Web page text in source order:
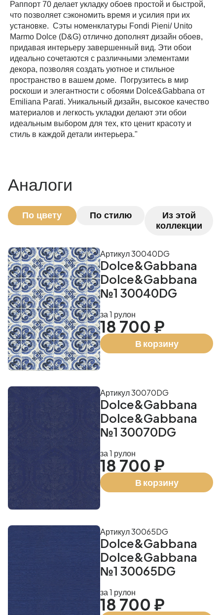
Раппорт 70 делает укладку обоев простой и быстрой,
что позволяет сэкономить время и усилия при их
установке. Сэты номенклатуры Fondi Pieni/ Unito
Marmo Dolce (D&G) отлично дополнят дизайн обоев,
придавая интерьеру завершенный вид. Эти обои
идеально сочетаются с различными элементами
декора, позволяя создать уютное и стильное
пространство в вашем доме. Погрузитесь в мир
роскоши и элегантности с обоями Dolce&Gabbana от
Emiliana Parati. Уникальный дизайн, высокое качество
материалов и легкость укладки делают эти обои
идеальным выбором для тех, кто ценит красоту и
стиль в каждой детали интерьера."
Аналоги
По цвету По стилю
Из этой
коллекции
Dolce&Gabbana
Dolce&Gabbana
№1 30040DG
Артикул 30040DG
за 1 рулон
18 700 ₽
В корзину
Dolce&Gabbana
Dolce&Gabbana
№1 30070DG
Артикул 30070DG
за 1 рулон
18 700 ₽
В корзину
Dolce&Gabbana
Dolce&Gabbana
№1 30065DG
Артикул 30065DG
за 1 рулон
18 700 ₽